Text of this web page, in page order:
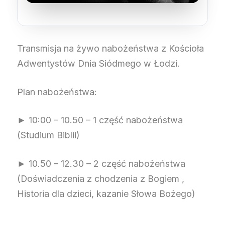
Transmisja na żywo nabożeństwa z Kościoła
Adwentystów Dnia Siódmego w Łodzi.
Plan nabożeństwa:
► 10:00 – 10.50 – 1 część nabożeństwa
(Studium Biblii)
► 10.50 – 12.30 – 2 część nabożeństwa
(Doświadczenia z chodzenia z Bogiem ,
Historia dla dzieci, kazanie Słowa Bożego)